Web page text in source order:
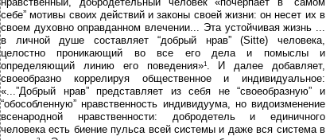
себе” мотивы своих действий и законы своей жизни: он несет их в
своем духовно оправданном влечении... Эта устойчивая жизнь ...
в личной душе составляет “добрый нрав” (Sitte) человека,
целостно проникающий во все его дела и помыслы и
определяющий линию его поведения»1. И далее добавляет,
своеобразно коррелируя общественное и индивидуальное:
«...”Добрый нрав” представляет из себя не “своеобразную” и
“обособленную” нравственность индивидуума, но видоизменение
всенародной нравственности: добродетель и единичного
человека есть биение пульса всей системы и даже вся система в